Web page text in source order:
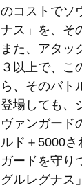
のコストでソ
ナス」を、そ
また、アタッ
３以上で、こ
ら、そのバト
登場しても、
ヴァンガード
ルド＋5000
ガードを守り
グルレグナス